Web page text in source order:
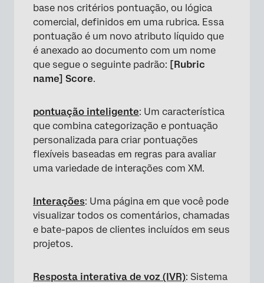
base nos critérios pontuação, ou lógica
comercial, definidos em uma rubrica. Essa
pontuação é um novo atributo líquido que
é anexado ao documento com um nome
que segue o seguinte padrão: [Rubric
name] Score.
pontuação inteligente: Um característica
que combina categorização e pontuação
personalizada para criar pontuações
flexíveis baseadas em regras para avaliar
uma variedade de interações com XM.
Interações: Uma página em que você pode
visualizar todos os comentários, chamadas
e bate-papos de clientes incluídos em seus
projetos.
Resposta interativa de voz (IVR): Sistema